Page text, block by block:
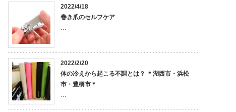
2022/4/18
巻き爪のセルフケア
…
2022/2/20
体の冷えから起こる不調とは？ ＊湖西市・浜松
市・豊橋市＊
…